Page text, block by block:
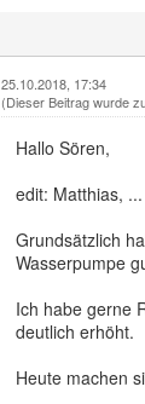
25.10.2018, 17:34
(Dieser Beitrag wurde
Hallo Sören,
edit: Matthias,
Grundsätzlich
Wasserpumpe
Ich habe gerne
deutlich erhöht.
Heute machen